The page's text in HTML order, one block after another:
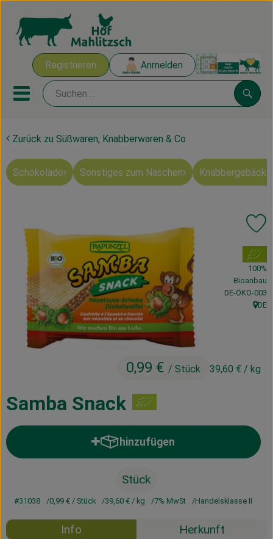
Registrieren Anmelden
Mobiles Menu öffnen oder
Ökokisten
Mahlitzscher Produkte
Ökokisten
Obst & Gemüse
Kühltheke
Vorratskammer
Getränke
Über uns
Zurück zu Süßwaren, Knabberwaren & Co
Schokolade Sonstiges zum Naschen Knabbergebäck
Samba Snack
0,99 € / Stück 39,60 € / kg
, Verband:
100%
Bioanbau
,DE-ÖKO-003
,
DE
hinzufügen
Produkt zum Warenkorb
Stück
#31038 0,99 € / Stück 39,60 € / kg 7% MwSt Handelsklasse II
Info Herkunft